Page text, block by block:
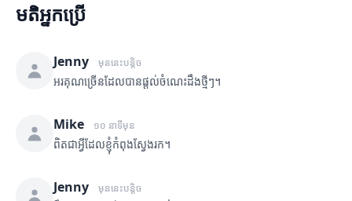
មតិអ្នកប្រើ
Jenny មុននេះបន្តិច
អរគុណច្រើនដែលបានផ្តល់ចំណេះដឹងថ្មីៗ។
Mike ១០ នាទីមុន
ពិតជាអ្វីដែលខ្ញុំកំពុងស្វែងរក។
Jenny មុននេះបន្តិច